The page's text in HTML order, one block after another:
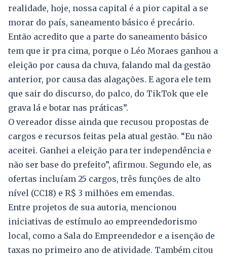
realidade, hoje, nossa capital é a pior capital a se
morar do país, saneamento básico é precário.
Então acredito que a parte do saneamento básico
tem que ir pra cima, porque o Léo Moraes ganhou a
eleição por causa da chuva, falando mal da gestão
anterior, por causa das alagações. E agora ele tem
que sair do discurso, do palco, do TikTok que ele
grava lá e botar nas práticas”.
O vereador disse ainda que recusou propostas de
cargos e recursos feitas pela atual gestão. “Eu não
aceitei. Ganhei a eleição para ter independência e
não ser base do prefeito”, afirmou. Segundo ele, as
ofertas incluíam 25 cargos, três funções de alto
nível (CC18) e R$ 3 milhões em emendas.
Entre projetos de sua autoria, mencionou
iniciativas de estímulo ao empreendedorismo
local, como a Sala do Empreendedor e a isenção de
taxas no primeiro ano de atividade. Também citou